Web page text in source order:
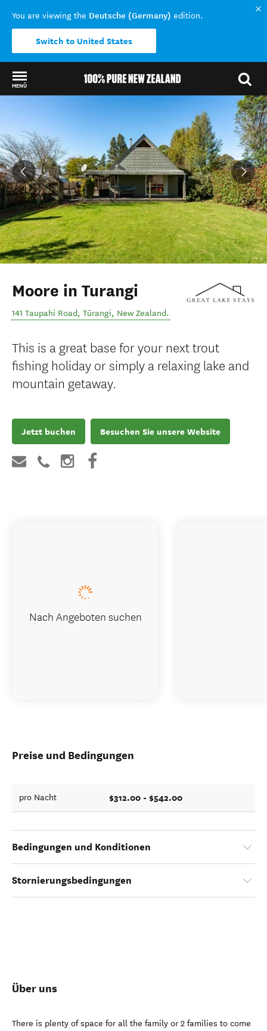
You are viewing the Deutsche (Germany) edition.
Switch to United States
MENÜ
Moore in Turangi
141 Taupahi Road, Tūrangi, New Zealand.
This is a great base for your next trout
fishing holiday or simply a relaxing lake and
mountain getaway.
Jetzt buchen Besuchen Sie unsere Website
Preise und Bedingungen
pro Nacht $312.00 - $542.00
Bedingungen und Konditionen
Stornierungsbedingungen
Über uns
There is plenty of space for all the family or 2 families to come
Nach Angeboten suchen